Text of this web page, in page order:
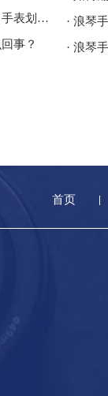
· 浪琴手表外圈刮花怎么办？（手表划痕修复妙招）
事？
· 浪琴
· 浪琴
首页